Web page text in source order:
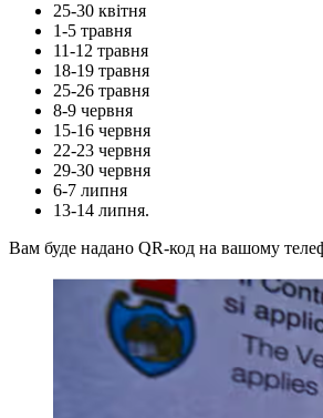
25-30 квітня
1-5 травня
11-12 травня
18-19 травня
25-26 травня
8-9 червня
15-16 червня
22-23 червня
29-30 червня
6-7 липня
13-14 липня.
Вам буде надано QR-код на вашому